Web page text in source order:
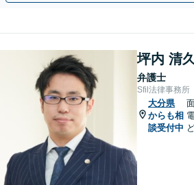
坪内 清久
弁護士
Sfil法律事務所
大分県
からも相
談受付中